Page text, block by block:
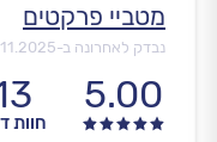
מטביי פרקטים
נבדק לאחרונה ב-
5.00
חוות